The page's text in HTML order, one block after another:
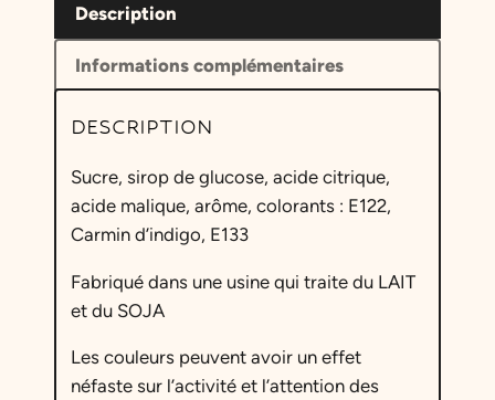
Description
Informations complémentaires
DESCRIPTION
Sucre, sirop de glucose, acide citrique,
acide malique, arôme, colorants : E122,
Carmin d’indigo, E133
Fabriqué dans une usine qui traite du LAIT
et du SOJA
Les couleurs peuvent avoir un effet
néfaste sur l’activité et l’attention des